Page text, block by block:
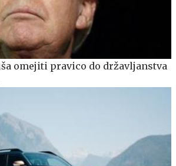
omejiti pravico do državljanstva